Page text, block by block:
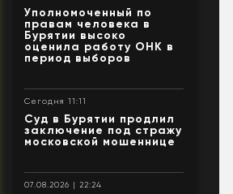
Уполномоченный по
правам человека в
Бурятии высоко
оценила работу ОНК в
период выборов
Сегодня 11:11
Суд в Бурятии продлил
заключение под стражу
московской мошеннице
07.08.2026 | 22:24